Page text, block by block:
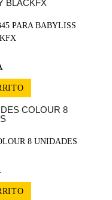
PARA BABYLISS
8 UNIDADES